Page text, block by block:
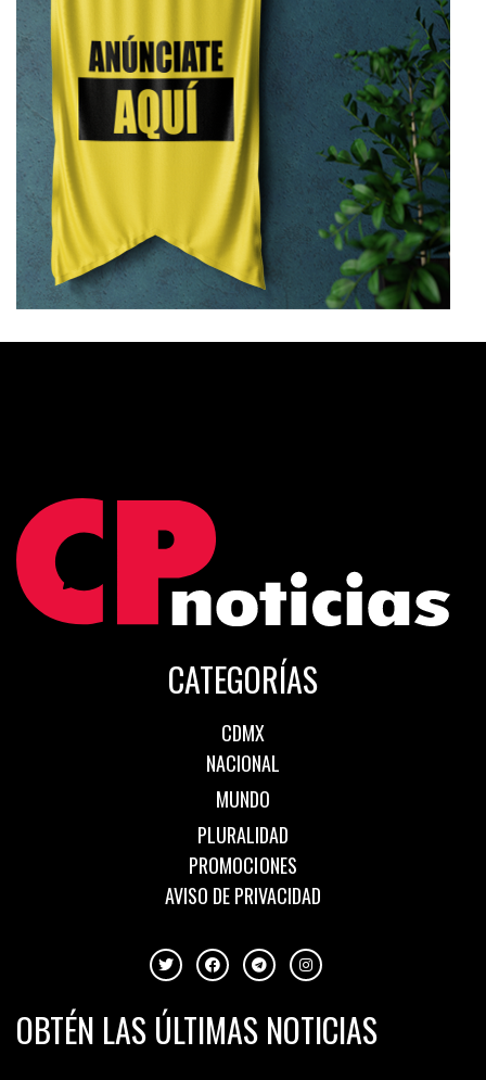
CATEGORÍAS
CDMX
NACIONAL
MUNDO
PLURALIDAD
PROMOCIONES
AVISO DE PRIVACIDAD
OBTÉN LAS ÚLTIMAS NOTICIAS